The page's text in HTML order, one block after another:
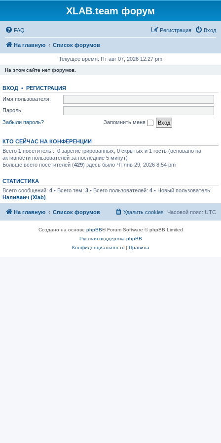
XLAB.team форум
FAQ Вход
Регистрация
На главную Список форумов
Текущее время: Пт авг 07, 2026 12:27 pm
На этом сайте нет форумов.
ВХОД • РЕГИСТРАЦИЯ
Имя пользователя:
Пароль:
Забыли пароль?
Запомнить меня
КТО СЕЙЧАС НА КОНФЕРЕНЦИИ
Всего 1 посетитель :: 0 зарегистрированных, 0 скрытых и 1 гость (основано на
активности пользователей за последние 5 минут)
Больше всего посетителей (429) здесь было Чт янв 29, 2026 8:54 pm
СТАТИСТИКА
Всего сообщений: 4 • Всего тем: 3 • Всего пользователей: 4 • Новый пользователь:
Наливаич (Xlab)
На главную Список форумов Часовой пояс: UTC
Удалить cookies
Создано на основе phpBB® Forum Software © phpBB Limited
Русская поддержка phpBB
Конфиденциальность| Правила